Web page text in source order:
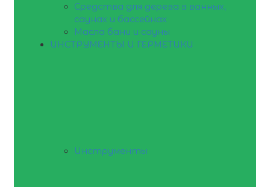
Средства для дерева в ванных,
саунах и бассейнах
Масла бани и сауны
ИНСТРУМЕНТЫ И ГЕРМЕТИКИ
Инструменты